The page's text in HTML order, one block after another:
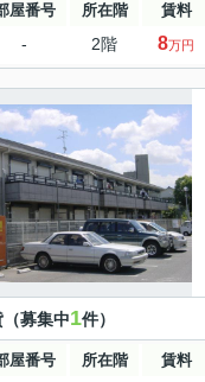
屋番号 所在階 賃料
- 2階 8万円
募集中1件）
屋番号 所在階 賃料